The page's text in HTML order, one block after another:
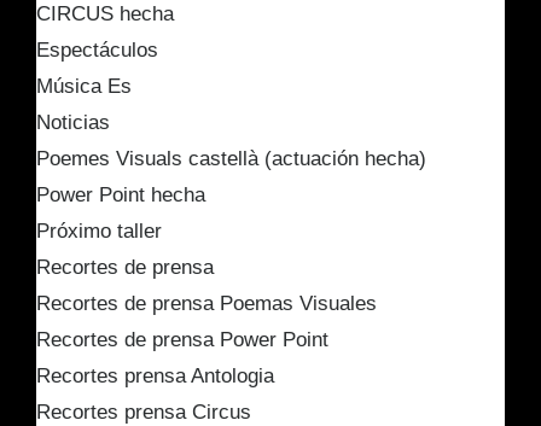
CIRCUS hecha
Espectáculos
Música Es
Noticias
Poemes Visuals castellà (actuación hecha)
Power Point hecha
Próximo taller
Recortes de prensa
Recortes de prensa Poemas Visuales
Recortes de prensa Power Point
Recortes prensa Antologia
Recortes prensa Circus